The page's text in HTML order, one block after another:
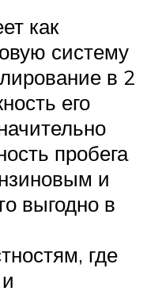
как
систему
в 2
его
пробега
и
выгодно в
где